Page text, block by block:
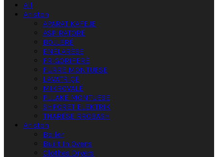
All
Ariston
APARAT KAFEJE
ASPIRATORË
BOJLERË
ENËLARËSE
FRIGORIFERË
FURRË MONTUESE
LAVATRIÇE
MIKROVALË
PLLAKË MONTUESE
SHPORET ELEKTRIK
THARËSE RROBASH
Ariston
Boiler
Built In Ovens
Clothes Dryers